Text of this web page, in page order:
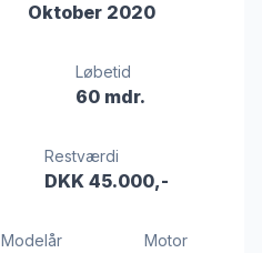
Oktober 2020
Løbetid
60 mdr.
Restværdi
DKK 45.000,-
Modelår Motor